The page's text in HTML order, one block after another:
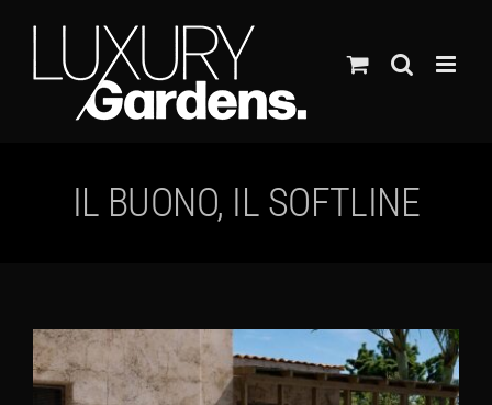
inhoud
IL BUONO, IL SOFTLINE
Bekijk
grotere